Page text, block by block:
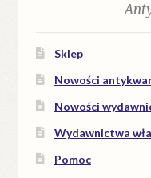
Sklep
Nowości
Nowości
Wydawnictwa
Pomoc